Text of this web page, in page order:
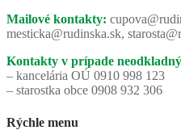
Mailové kontakty:
mesticka@rudinska.sk,
Kontakty v prípade
– kancelária OÚ 0910 998 123
– starostka obce 0908 932 306
Rýchle menu